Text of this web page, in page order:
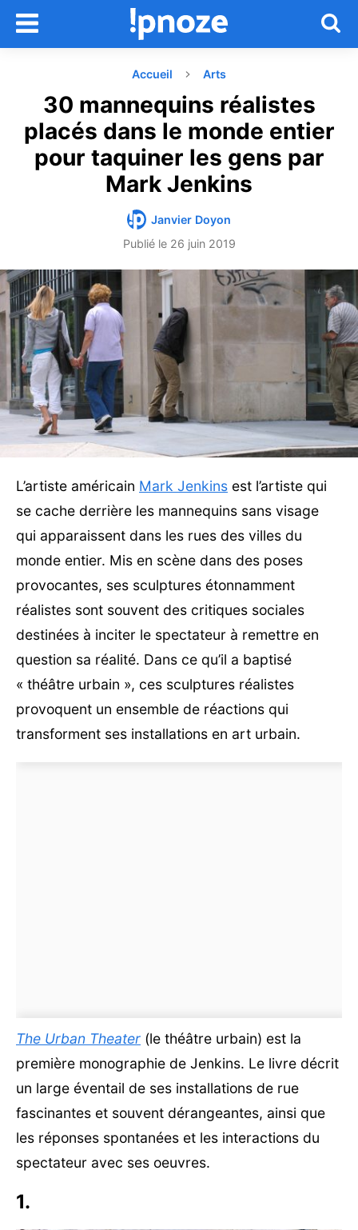
Accueil Arts
30 mannequins réalistes
placés dans le monde entier
pour taquiner les gens par
Mark Jenkins
Janvier Doyon
Publié le 26 juin 2019
L’artiste américain Mark Jenkins est l’artiste qui
se cache derrière les mannequins sans visage
qui apparaissent dans les rues des villes du
monde entier. Mis en scène dans des poses
provocantes, ses sculptures étonnamment
réalistes sont souvent des critiques sociales
destinées à inciter le spectateur à remettre en
question sa réalité. Dans ce qu’il a baptisé
« théâtre urbain », ces sculptures réalistes
provoquent un ensemble de réactions qui
transforment ses installations en art urbain.
The Urban Theater (le théâtre urbain) est la
première monographie de Jenkins. Le livre décrit
un large éventail de ses installations de rue
fascinantes et souvent dérangeantes, ainsi que
les réponses spontanées et les interactions du
spectateur avec ses oeuvres.
1.